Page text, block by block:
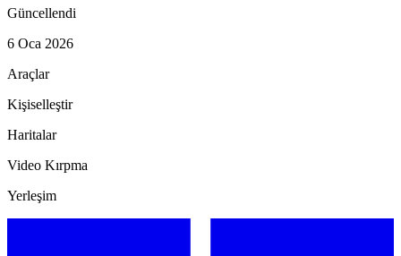
Güncellendi
6 Oca 2026
Araçlar
Kişiselleştir
Haritalar
Video Kırpma
Yerleşim